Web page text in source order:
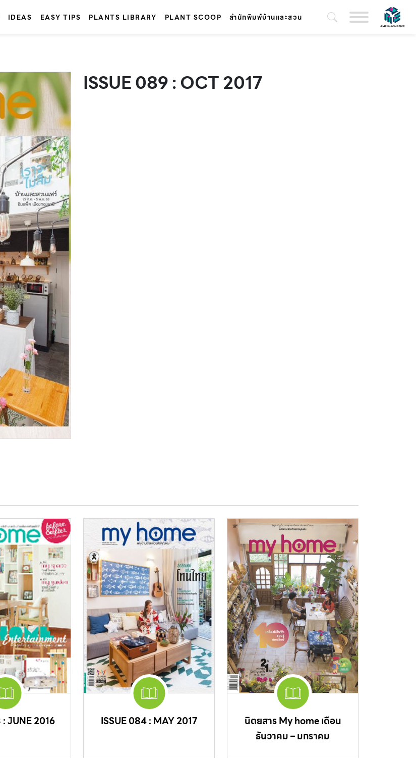
IDEAS EASY TIPS PLANTS LIBRARY PLANT SCOOP สำนักพิมพ์บ้านและสวน
ISSUE 089 : OCT 2017
: JUNE 2016 ISSUE 084 : MAY 2017
นิตยสาร My home เดือน
ธันวาคม – มกราคม